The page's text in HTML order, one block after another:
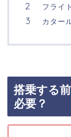
フライ
カター
搭乗する
必要？